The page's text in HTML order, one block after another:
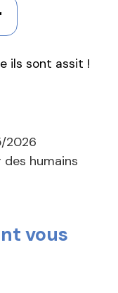
ils sont assit !
2026
des humains
vous